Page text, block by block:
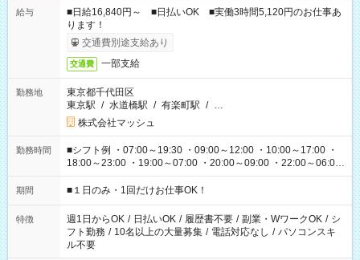
給与
■日給16,840円～ ■日払いOK ■実働3時間5,120円のお仕事あ
ります！
交通費別途支給あり
交通費 一部支給
勤務地
東京都千代田区
東京駅 / 水道橋駅 / 有楽町駅 / …
株式会社マッシュ
勤務時間
■シフト例 ・07:00～19:30 ・09:00～12:00 ・10:00～17:00 ・
18:00～23:00 ・19:00～07:00 ・20:00～09:00 ・22:00～06:00
etc ★最短で3時間で5,120円のお仕事から 15時間で2万円近く稼
げるお仕事も！ ご希望のお時間に合わせてご紹介！ ※シフトは
ください！
期間 ■１日のみ・1回だけお仕事OK！
特徴 週1日からOK / 日払いOK / 履歴書不要 / 副業・WワークOK / シ
フト勤務 / 10名以上の大量募集 / 電話対応なし / パソコンスキ
ル不要